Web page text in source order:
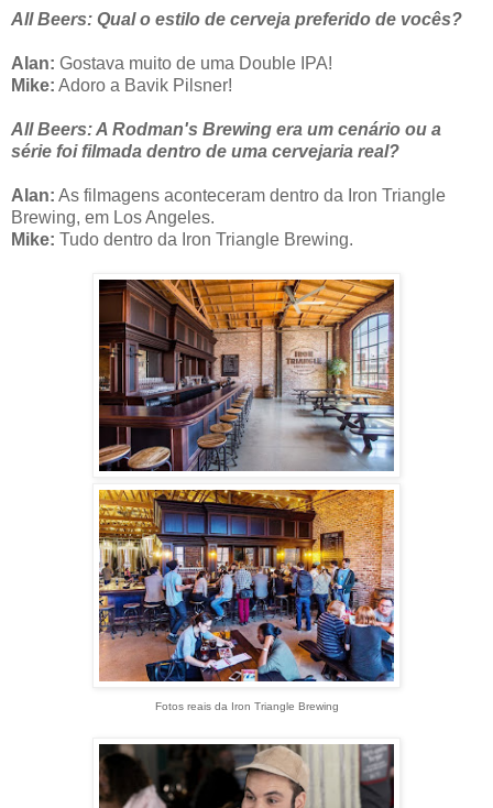
All Beers: Qual o estilo de cerveja preferido de vocês?
Alan: Gostava muito de uma Double IPA!
Mike: Adoro a Bavik Pilsner!
All Beers: A Rodman's Brewing era um cenário ou a
série foi filmada dentro de uma cervejaria real?
Alan: As filmagens aconteceram dentro da Iron Triangle
Brewing, em Los Angeles.
Mike: Tudo dentro da Iron Triangle Brewing.
Fotos reais da Iron Triangle Brewing